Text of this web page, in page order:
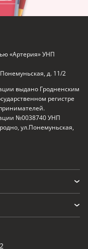
«Артерия» УНП
д. 11/2
выдано Гродненским
регистре
№0038740 УНП
ул.Понемуньская,